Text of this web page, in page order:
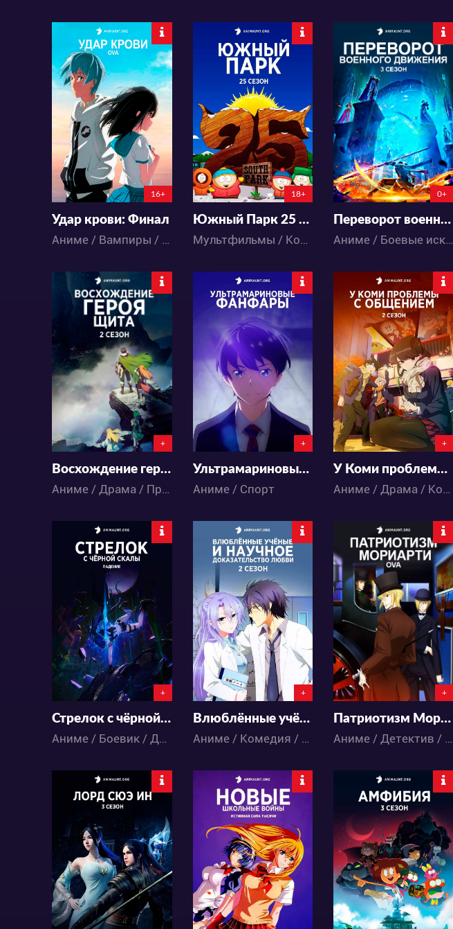
14120
49 271
16+
Удар крови: Финал
Аниме / Вампиры / Гарем / Паранормальное / Фэнтези / Экшен / Этти
11242
10 12
18+
Южный Парк 25 сезон
Мультфильмы / Комедия
33106
37 118
0+
Переворот военного движения 3
Аниме / Боевые искусства / Исторический / Приключения / Фэнтези / Экшен
70745
91 282
+
Восхождение героя щита 2 сезон
Аниме / Драма / Приключения / Сёнэн / Фэнтези / Экшен
12095
57 18
+
Ультрамариновые фанфары
Аниме / Спорт
13027
63 40
+
У Коми проблемы с общением 2
Аниме / Драма / Комедия / Повседневность / Сёнэн / Школа
22045
37 35
+
Стрелок с чёрной скалы: Падение
Аниме / Боевик / Драма / Экшен
11407
32 15
+
Влюблённые учёные и научное доказательство любви 2
Аниме / Комедия / Романтика
17355
16
+
Патриотизм Мориарти OVA
Аниме / Детектив / Исторический / Психология / Сёнэн / Триллер
25767
8 96
16856
11 13
20148
20 21